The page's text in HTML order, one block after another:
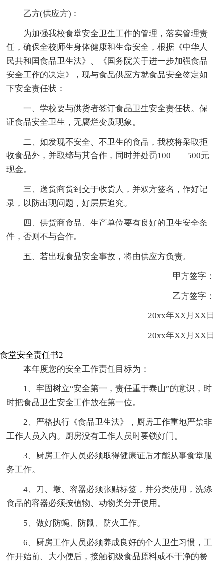
乙方(供应方)：
为加强我校食堂安全卫生工作的管理，落实管理责
任，确保全校师生身体健康和生命安全，根据《中华人
民共和国食品卫生法》、《国务院关于进一步加强食品
安全工作的决定》，现与食品供应方就食品安全签定如
下安全责任状：
一、学校要与供货者签订食品卫生安全责任状。保
证食品安全卫生，无腐烂变质现象。
二、如发现不安全、不卫生的食品，我校将采取拒
收食品外，并取缔与其合作，同时并处罚100——500元
现金。
三、送货商货到交于收货人，并双方签名，作好记
录，以防出现问题，好层层追究。
四、供货商食品、生产单位要有良好的卫生安全条
件，否则不与合作。
五、若出现食品安全事故，将由供应方负责。
甲方签字：
乙方签字：
20xx年XX月XX日
20xx年XX月XX日
食堂安全责任书2
本年度您的安全工作责任目标为：
1、牢固树立“安全第一，责任重于泰山”的意识，时
时把食品卫生安全工作放在第一位。
2、严格执行《食品卫生法》，厨房工作重地严禁非
工作人员入内。厨房没有工作人员时要锁好门。
3、厨房工作人员必须取得健康证后才能从事食堂服
务工作。
4、刀、墩、容器必须张贴标签，并分类使用，洗涤
食品的容器必须按植物、动物类分开使用。
5、做好防蝇、防鼠、防火工作。
6、厨房工作人员必须养成良好的个人卫生习惯，工
作开始前、大小便后，接触初级食品原料或不干净的餐